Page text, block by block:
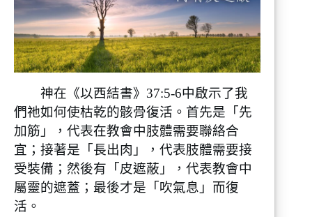
神在《以西結書》37:5-6中啟示了我
們祂如何使枯乾的骸骨復活。首先是「先
加筋」，代表在教會中肢體需要聯絡合
宜；接著是「長出肉」，代表肢體需要接
受裝備；然後有「皮遮蔽」，代表教會中
屬靈的遮蓋；最後才是「吹氣息」而復
活。